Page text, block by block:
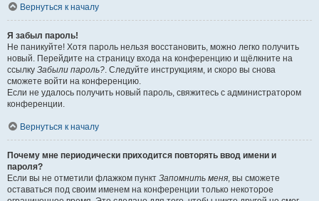
Вернуться к началу
Я забыл пароль!
Не паникуйте! Хотя пароль нельзя восстановить, можно легко получить
новый. Перейдите на страницу входа на конференцию и щёлкните на
ссылку Забыли пароль?. Следуйте инструкциям, и скоро вы снова
сможете войти на конференцию.
Если не удалось получить новый пароль, свяжитесь с администратором
конференции.
Вернуться к началу
Почему мне периодически приходится повторять ввод имени и
пароля?
Если вы не отметили флажком пункт Запомнить меня, вы сможете
оставаться под своим именем на конференции только некоторое